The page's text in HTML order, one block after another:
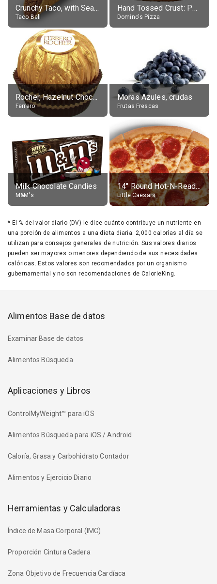
Crunchy Taco, with Seasoned Beef
Taco Bell
Hand Tossed Crust: Pepperoni Pizza (Large 14")
Domino's Pizza
Rocher, Hazelnut Chocolate Ball
Ferrero
Moras Azules, crudas
Frutas Frescas
Milk Chocolate Candies
M&M's
14" Round Hot-N-Ready Pepperoni Pizza
Little Caesars
* El % del valor diario (DV) le dice cuánto contribuye un nutriente en
una porción de alimentos a una dieta diaria. 2,000 calorías al día se
utilizan para consejos generales de nutrición. Sus valores diarios
pueden ser mayores o menores dependiendo de sus necesidades
calóricas. Estos valores son recomendados por un organismo
gubernamental y no son recomendaciones de CalorieKing.
Alimentos Base de datos
Examinar Base de datos
Alimentos Búsqueda
Aplicaciones y Libros
ControlMyWeight™ para iOS
Alimentos Búsqueda para iOS / Android
Caloría, Grasa y Carbohidrato Contador
Alimentos y Ejercicio Diario
Herramientas y Calculadoras
Índice de Masa Corporal (IMC)
Proporción Cintura Cadera
Zona Objetivo de Frecuencia Cardíaca